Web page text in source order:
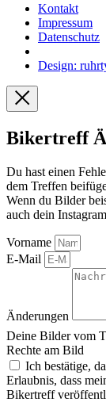
Kontakt
Impressum
Datenschutz
Design:
Bikertreff
Du hast einen
dem Treffen
Wenn du Bilder
auch dein
Vorname
E-Mail
Änderungen
Deine Bilder vom
Rechte am Bild
Ich bestätige,
Erlaubnis, dass
Bikertreff